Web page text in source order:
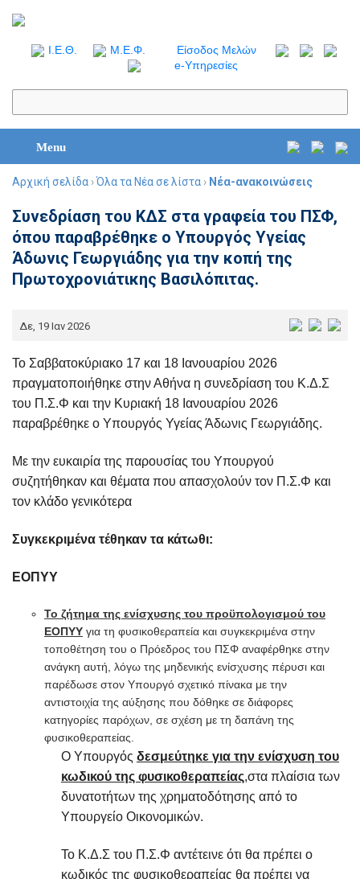
I.Ε.Θ. Μ.Ε.Φ.
Είσοδος Μελών
e-Υπηρεσίες
Menu
Αρχική σελίδα ›Όλα τα Νέα σε λίστα › Νέα-ανακοινώσεις
Συνεδρίαση του ΚΔΣ στα γραφεία του ΠΣΦ,
όπου παραβρέθηκε ο Υπουργός Υγείας
Άδωνις Γεωργιάδης για την κοπή της
Πρωτοχρονιάτικης Βασιλόπιτας.
Δε, 19 Ιαν 2026
Το Σαββατοκύριακο 17 και 18 Ιανουαρίου 2026
πραγματοποιήθηκε στην Αθήνα η συνεδρίαση του Κ.Δ.Σ
του Π.Σ.Φ και την Κυριακή 18 Ιανουαρίου 2026
παραβρέθηκε ο Υπουργός Υγείας Άδωνις Γεωργιάδης.
Με την ευκαιρία της παρουσίας του Υπουργού
συζητήθηκαν και θέματα που απασχολούν τον Π.Σ.Φ και
τον κλάδο γενικότερα
Συγκεκριμένα τέθηκαν τα κάτωθι:
ΕΟΠΥΥ
Το ζήτημα της ενίσχυσης του προϋπολογισμού του
ΕΟΠΥΥ για τη φυσικοθεραπεία και συγκεκριμένα στην
τοποθέτηση του ο Πρόεδρος του ΠΣΦ αναφέρθηκε στην
ανάγκη αυτή, λόγω της μηδενικής ενίσχυσης πέρυσι και
παρέδωσε στον Υπουργό σχετικό πίνακα με την
αντιστοιχία της αύξησης που δόθηκε σε διάφορες
κατηγορίες παρόχων, σε σχέση με τη δαπάνη της
φυσικοθεραπείας.
Ο Υπουργός δεσμεύτηκε για την ενίσχυση του
κωδικού της φυσικοθεραπείας,στα πλαίσια των
δυνατοτήτων της χρηματοδότησης από το
Υπουργείο Οικονομικών.
Το Κ.Δ.Σ του Π.Σ.Φ αντέτεινε ότι θα πρέπει ο
κωδικός της φυσικοθεραπείας θα πρέπει να